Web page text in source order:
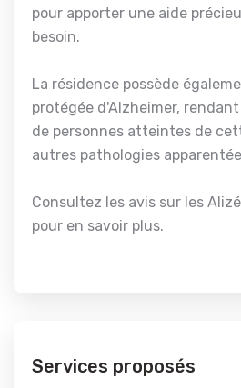
pour apporter une aide
besoin.
La résidence possède
protégée d'Alzheimer, rendant
de personnes atteintes de
autres pathologies
Consultez les avis sur les
pour en savoir plus.
Services proposés